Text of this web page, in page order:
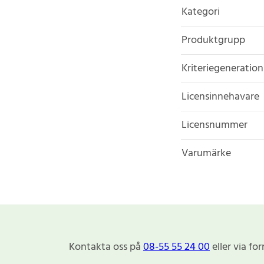
Kategori
Produktgrupp
Kriteriegeneration
Licensinnehavare
Licensnummer
Varumärke
Kontakta oss på08-55 55 24 00eller via